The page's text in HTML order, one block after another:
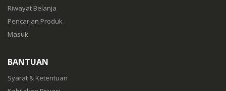
Riwayat Belanja
Pencarian Produk
Masuk
BANTUAN
Syarat & Ketentuan